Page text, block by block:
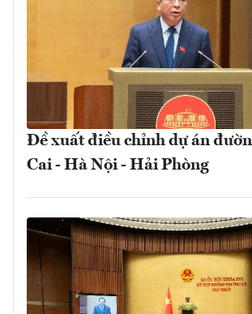
Đề xuất điều chỉnh dự án
Cai - Hà Nội - Hải Phòng